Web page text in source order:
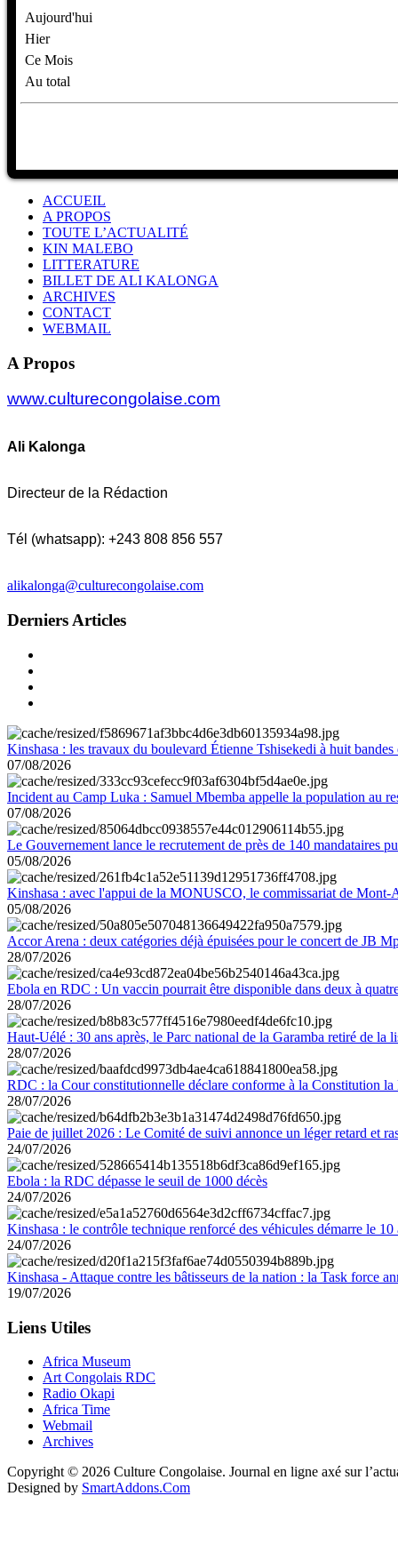
Aujourd'hui
Hier
Ce Mois
Au total
ACCUEIL
A PROPOS
TOUTE L’ACTUALITÉ
KIN MALEBO
LITTERATURE
BILLET DE ALI KALONGA
ARCHIVES
CONTACT
WEBMAIL
A Propos
www.culturecongolaise.com
Ali Kalonga
Directeur de la Rédaction
Tél (whatsapp): +243 808 856 557
alikalonga@culturecongolaise.com
Derniers Articles
Kinshasa : les travaux du boulevard Étienne Tshisekedi à huit
07/08/2026
Incident au Camp Luka : Samuel Mbemba appelle la population au
07/08/2026
Le Gouvernement lance le recrutement de près de 140 mandataires
05/08/2026
Kinshasa : avec l'appui de la MONUSCO, le commissariat de Mont-
05/08/2026
Accor Arena : deux catégories déjà épuisées pour le concert de JB
28/07/2026
Ebola en RDC : Un vaccin pourrait être disponible dans deux à
28/07/2026
Haut-Uélé : 30 ans après, le Parc national de la Garamba retiré de la
28/07/2026
RDC : la Cour constitutionnelle déclare conforme à la Constitution la
28/07/2026
Paie de juillet 2026 : Le Comité de suivi annonce un léger retard et
24/07/2026
Ebola : la RDC dépasse le seuil de 1000 décès
24/07/2026
Kinshasa : le contrôle technique renforcé des véhicules démarre le 10
24/07/2026
Kinshasa - Attaque contre les bâtisseurs de la nation : la Task force
19/07/2026
Liens Utiles
Africa Museum
Art Congolais RDC
Radio Okapi
Africa Time
Webmail
Archives
Copyright © 2026 Culture Congolaise. Journal en ligne axé sur
Designed by SmartAddons.Com